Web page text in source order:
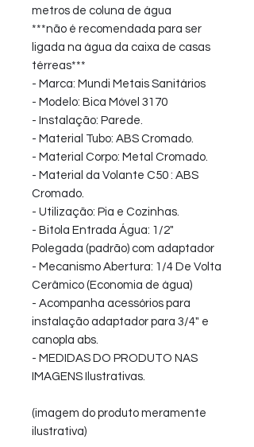
metros de coluna de água
***não é recomendada para ser
ligada na água da caixa de casas
térreas***
- Marca: Mundi Metais Sanitários
- Modelo: Bica Móvel 3170
- Instalação: Parede.
- Material Tubo: ABS Cromado.
- Material Corpo: Metal Cromado.
- Material da Volante C50 : ABS
Cromado.
- Utilização: Pia e Cozinhas.
- Bitola Entrada Água: 1/2"
Polegada (padrão) com adaptador
- Mecanismo Abertura: 1/4 De Volta
Cerâmico (Economia de água)
- Acompanha acessórios para
instalação adaptador para 3/4" e
canopla abs.
- MEDIDAS DO PRODUTO NAS
IMAGENS Ilustrativas.
(imagem do produto meramente
ilustrativa)